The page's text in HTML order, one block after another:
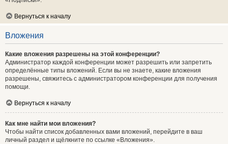
Вернуться к началу
Вложения
Какие вложения разрешены на этой конференции?
Администратор каждой конференции может разрешить или запретить
определённые типы вложений. Если вы не знаете, какие вложения
разрешены, свяжитесь с администратором конференции для получения
помощи.
Вернуться к началу
Как мне найти мои вложения?
Чтобы найти список добавленных вами вложений, перейдите в ваш
личный раздел и щёлкните по ссылке «Вложения».